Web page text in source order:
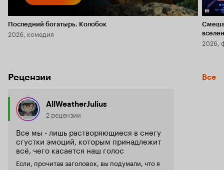
Последний богатырь. Колобок
2026, комедия
2026,
Рецензии Все
AllWeatherJulius
2 рецензии
Все мы - лишь растворяющиеся в снегу
сгустки эмоций, которым принадлежит
всё, чего касается наш голос
Если, прочитав заголовок, вы подумали, что я